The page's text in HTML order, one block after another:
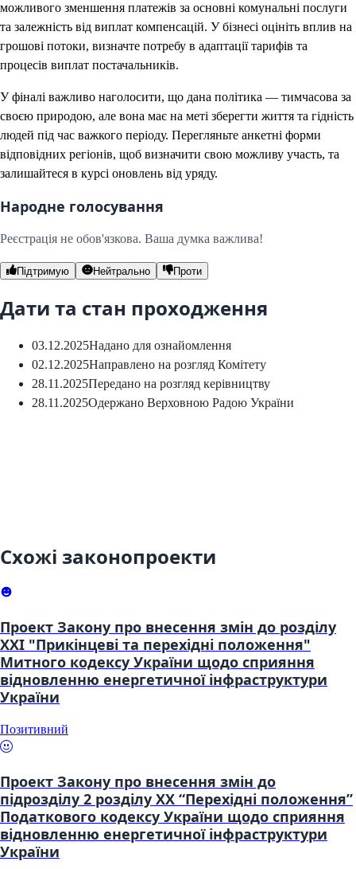
можливого зменшення платежів за основні комунальні послуги
та залежність від виплат компенсацій. У бізнесі оцініть вплив на
грошові потоки, визначте потребу в адаптації тарифів та
процесів виплат постачальників.
У фіналі важливо наголосити, що дана політика — тимчасова за
своєю природою, але вона має на меті зберегти життя та гідність
людей під час важкого періоду. Перегляньте анкетні форми
відповідних регіонів, щоб визначити свою можливу участь, та
залишайтеся в курсі оновлень від уряду.
Народне голосування
Реєстрація не обов'язкова. Ваша думка важлива!
Підтримую Нейтрально Проти
Дати та стан проходження
03.12.2025Надано для ознайомлення
02.12.2025Направлено на розгляд Комітету
28.11.2025Передано на розгляд керівництву
28.11.2025Одержано Верховною Радою України
Схожі законопроекти
Проект Закону про внесення змін до розділу
XXI "Прикінцеві та перехідні положення"
Митного кодексу України щодо сприяння
відновленню енергетичної інфраструктури
України
Позитивний
Проект Закону про внесення змін до
підрозділу 2 розділу XX “Перехідні положення”
Податкового кодексу України щодо сприяння
відновленню енергетичної інфраструктури
України